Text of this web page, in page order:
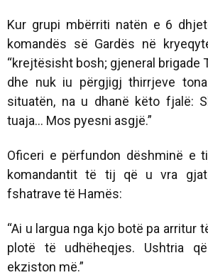
Kur grupi mbërriti natën e 6
komandës së Gardës në
“krejtësisht bosh; gjeneral brigade
dhe nuk iu përgjigj thirrjeve
situatën, na u dhanë këto fjalë:
tuaja… Mos pyesni asgjë.”
Oficeri e përfundon dëshminë e
komandantit të tij që u vra
fshatrave të Hamës:
“Ai u largua nga kjo botë pa arritur
plotë të udhëheqjes. Ushtria
ekziston më.”